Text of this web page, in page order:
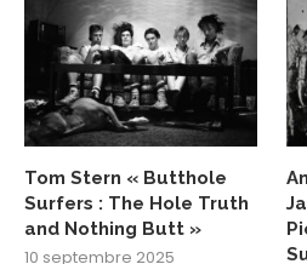
Tom Stern « Butthole
Surfers : The Hole Truth
and Nothing Butt »
10 septembre 2025